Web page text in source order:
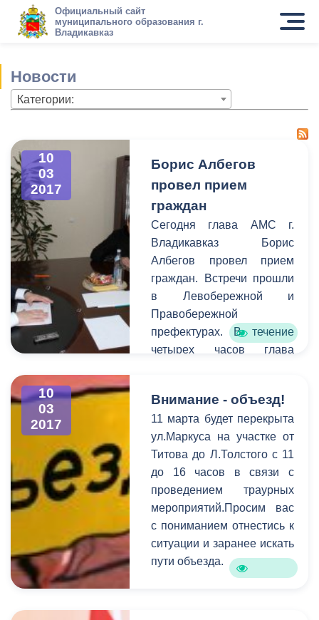
Официальный сайт
муниципального образования г.
Владикавказ
Новости
Категории:
10
03
2017
Борис Албегов
провел прием
граждан
Сегодня глава АМС г.
Владикавказ Борис
Албегов провел прием
граждан. Встречи прошли
в Левобережной и
Правобережной
префектурах. В течение
четырех часов глава
Для более детального
выяснения проблем, с
которыми пришли
горожане, к разговору
были приглашены
руководители структурных
подразделений АМС.
Самыми актуальными в
ходе приема стали
коммунальные и
жилищные проблемы,
10
03
2017
Внимание - объезд!
11 марта будет перекрыта
ул.Маркуса на участке от
Титова до Л.Толстого с 11
до 16 часов в связи с
проведением траурных
мероприятий.Просим вас
с пониманием отнестись к
ситуации и заранее искать
пути объезда.